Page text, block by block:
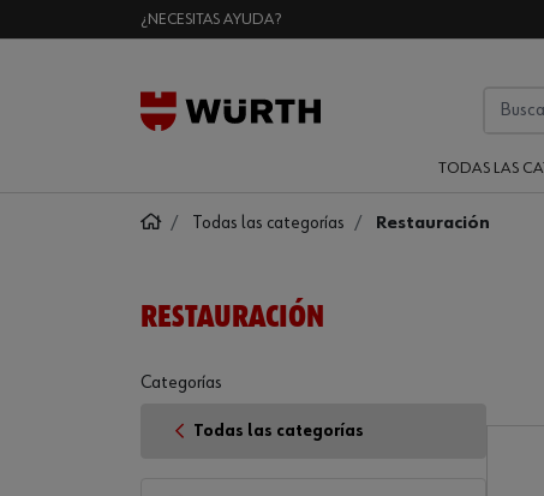
¿NECESITAS AYUDA?
TODAS LAS
Todas las categorías Restauración
RESTAURACIÓN
Categorías
Todas las categorías